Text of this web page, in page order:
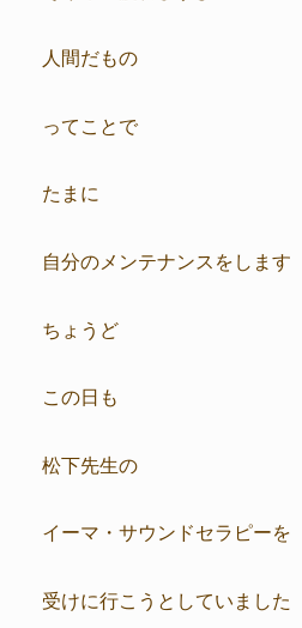
人間だもの
ってことで
たまに
自分のメンテナンスをします
ちょうど
この日も
松下先生の
イーマ・サウンドセラピーを
受けに行こうとしていました